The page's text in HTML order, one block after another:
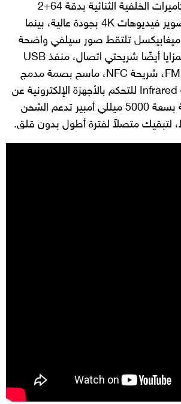
وبحسب الشركة، الكاميرات الخلفية الثنائية بدقة 64+2
ميغابيكسل تدعم تصوير فيديوهات 4K بجودة عالية، بينما
الكاميرا الأمامية 13 ميغابيكسل تلتقط صور سيلفي واضحة
ومشرقة، وتشمل المزايا أيضًا شريحتي اتصال، منفذ USB
Type-C 2.0، راديو FM، شريحة NFC، ماسح بصمة مدمج
في الشاشة، وتقنية Infrared للتحكم بالأجهزة الإلكترونية عن
بعد، وبطارية ضخمة بسعة 5000 ميللي أمبير تدعم الشحن